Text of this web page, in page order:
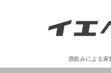
酒飲みによる家